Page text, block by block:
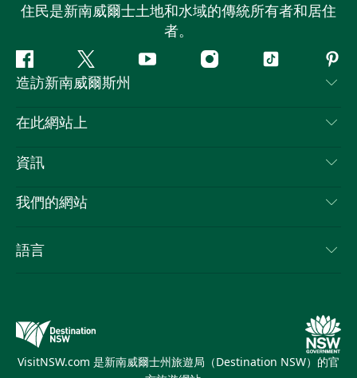
住民是新南威爾士土地和水域的傳統所有者和居住
者。
Facebook嘰
嘰
喳
Youtube Instagram抖
造訪新南威爾斯州
聯絡我們
隱私
Cookie 通知
在此網站上
目的地
新南威爾士州公路旅行
活動
資訊
旅行資訊
新南威爾士州的商業
我們的網站
新南威爾士州旅遊局（Destination NSW）媒體中心
繽紛雪梨燈光音樂節
語言
VisitNSW.com 是新南威爾士州旅遊局（Destination NSW）的官